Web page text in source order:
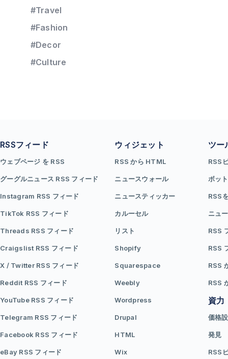
#Travel
#Fashion
#Decor
#Culture
RSSフィード
ウェブページ を RSS
グーグルニュース RSS フィード
Instagram RSS フィード
TikTok RSS フィード
Threads RSS フィード
Craigslist RSS フィード
X / Twitter RSS フィード
Reddit RSS フィード
YouTube RSS フィード
Telegram RSS フィード
Facebook RSS フィード
eBay RSS フィード
ウィジェット
RSS から HTML
ニュースウォール
ニュースティッカー
カルーセル
リスト
Shopify
Squarespace
Weebly
Wordpress
Drupal
HTML
Wix
ツー
RSS
ボッ
RSS
ニュ
RSS
RSS
RSS
RSS
資力
価格
発見
RSS